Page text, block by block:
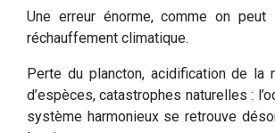
Une erreur énorme, comme on
réchauffement climatique.
Perte du plancton, acidification de la
d’espèces, catastrophes naturelles :
système harmonieux se retrouve